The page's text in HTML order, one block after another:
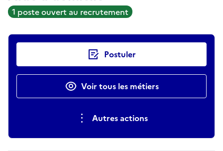
1 poste ouvert au recrutement
Actions rapides Postuler
Voir tous les métiers
Autres actions